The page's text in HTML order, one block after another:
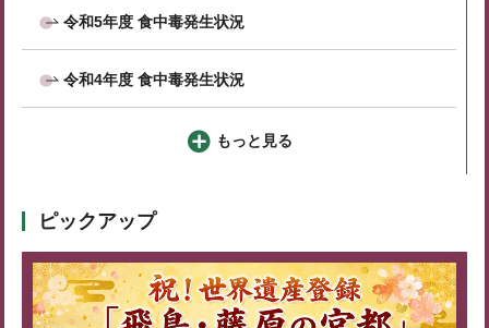
令和5年度 食中毒発生状況
令和4年度 食中毒発生状況
もっと見る
ピックアップ